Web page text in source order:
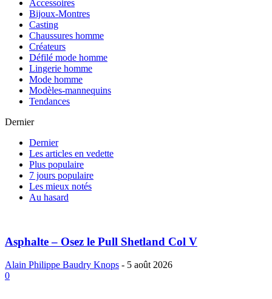
Accessoires
Bijoux-Montres
Casting
Chaussures homme
Créateurs
Défilé mode homme
Lingerie homme
Mode homme
Modèles-mannequins
Tendances
Dernier
Dernier
Les articles en vedette
Plus populaire
7 jours populaire
Les mieux notés
Au hasard
Asphalte – Osez le Pull Shetland Col V
Alain Philippe Baudry Knops - 5 août 2026
0